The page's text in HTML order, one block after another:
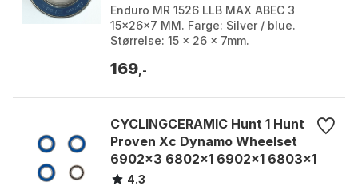
Enduro MR 1526 LLB MAX ABEC 3
15x26x7 MM. Farge: Silver / blue.
Størrelse: 15 x 26 x 7mm.
169 ,-
CYCLINGCERAMIC Hunt 1 Hunt
Proven Xc Dynamo Wheelset
6902x3 6802x1 6902x1 6803x1
Hjullagre
4.3